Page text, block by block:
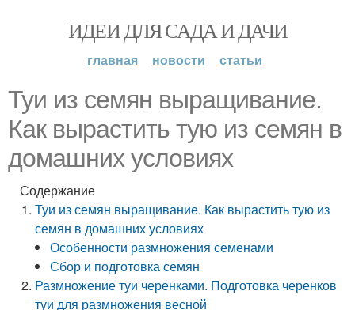
ИДЕИ ДЛЯ САДА И ДАЧИ
главная новости статьи
Туи из семян выращивание.
Как вырастить тую из семян в
домашних условиях
Содержание
Туи из семян выращивание. Как вырастить тую из
семян в домашних условиях
Особенности размножения семенами
Сбор и подготовка семян
Размножение туи черенками. Подготовка черенков
туи для размножения весной